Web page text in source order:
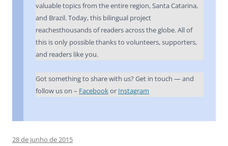
valuable topics from the entire region, Santa Catarina,
and Brazil. Today, this bilingual project
reachesthousands of readers across the globe. All of
this is only possible thanks to volunteers, supporters,
and readers like you.
Got something to share with us? Get in touch — and
follow us on – Facebookor Instagram
28 de junho de 2015